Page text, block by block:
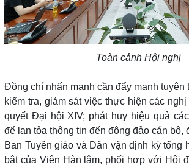
Toàn cảnh Hội nghị
Đồng chí nhấn mạnh cần đẩy mạnh tuyên
kiểm tra, giám sát việc thực hiện các
quyết Đại hội XIV; phát huy hiệu quả
để lan tỏa thông tin đến đông đảo cán bộ,
Ban Tuyên giáo và Dân vận định kỳ tổng
bật của Viện Hàn lâm, phối hợp với Hội